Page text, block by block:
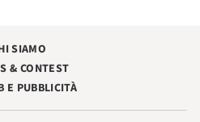
SIAMO
& CONTEST
E PUBBLICITÀ